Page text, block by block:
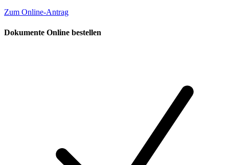
Zum Online-Antrag
Dokumente Online bestellen